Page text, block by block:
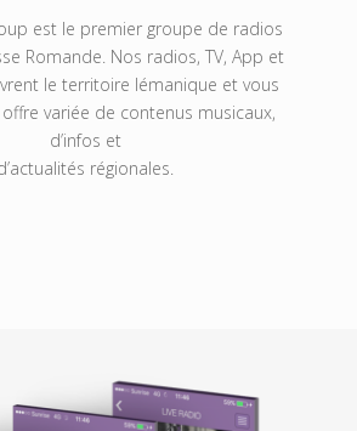
est le premier groupe de radios
Romande. Nos radios, TV, App et
le territoire lémanique et vous
variée de contenus musicaux,
d’infos et
régionales.